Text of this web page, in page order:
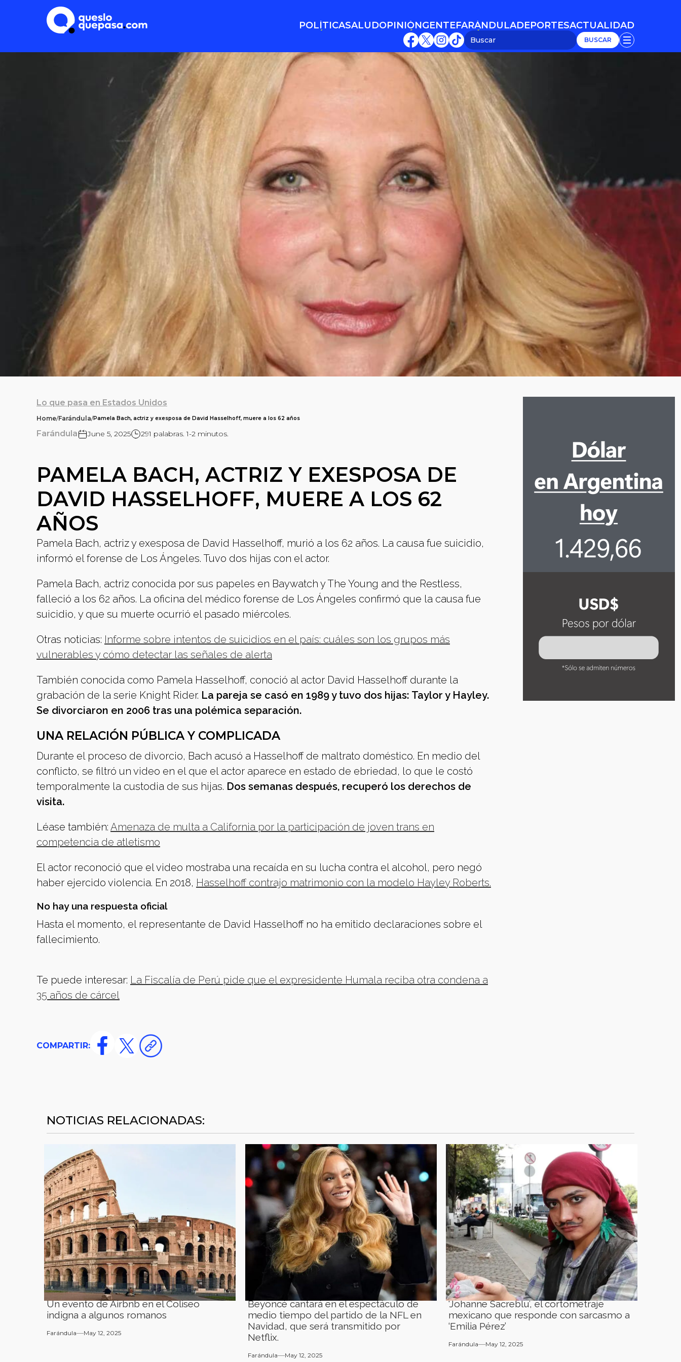
POLÍTICASALUDOPINIÓN
OPINIÓN
GENTE
GENTE
FARÁNDULA
FARÁNDULA
DEPORTESACTUALIDAD
ACTUALIDAD
Lo que pasa en Estados Unidos
Home/Farándula/Pamela Bach, actriz y exesposa de David Hasselhoff, muere a los 62 años
Farándula June 5, 2025 291 palabras. 1-2 minutos.
PAMELA BACH, ACTRIZ Y EXESPOSA DE
DAVID HASSELHOFF, MUERE A LOS 62
AÑOS
Pamela Bach, actriz y exesposa de David Hasselhoff, murió a los 62 años. La causa fue suicidio,
informó el forense de Los Ángeles. Tuvo dos hijas con el actor.
Pamela Bach, actriz conocida por sus papeles en Baywatch y The Young and the Restless,
falleció a los 62 años. La oficina del médico forense de Los Ángeles confirmó que la causa fue
suicidio, y que su muerte ocurrió el pasado miércoles.
Otras noticias: Informe sobre intentos de suicidios en el país: cuáles son los grupos más
vulnerables y cómo detectar las señales de alerta
También conocida como Pamela Hasselhoff, conoció al actor David Hasselhoff durante la
grabación de la serie Knight Rider. La pareja se casó en 1989 y tuvo dos hijas: Taylor y Hayley.
Se divorciaron en 2006 tras una polémica separación.
UNA RELACIÓN PÚBLICA Y COMPLICADA
Durante el proceso de divorcio, Bach acusó a Hasselhoff de maltrato doméstico. En medio del
conflicto, se filtró un video en el que el actor aparece en estado de ebriedad, lo que le costó
temporalmente la custodia de sus hijas. Dos semanas después, recuperó los derechos de
visita.
Léase también: Amenaza de multa a California por la participación de joven trans en
competencia de atletismo
El actor reconoció que el video mostraba una recaída en su lucha contra el alcohol, pero negó
haber ejercido violencia. En 2018, Hasselhoff contrajo matrimonio con la modelo Hayley Roberts.
No hay una respuesta oficial
Hasta el momento, el representante de David Hasselhoff no ha emitido declaraciones sobre el
fallecimiento.
Te puede interesar: La Fiscalía de Perú pide que el expresidente Humala reciba otra condena a
35 años de cárcel
COMPARTIR:
NOTICIAS RELACIONADAS:
Un evento de Airbnb en el Coliseo
indigna a algunos romanos
Farándula May 12, 2025
Beyoncé cantará en el espectáculo de
medio tiempo del partido de la NFL en
Navidad, que será transmitido por
Netflix.
Farándula May 12, 2025
‘Johanne Sacreblu’, el cortometraje
mexicano que responde con sarcasmo a
‘Emilia Pérez’
Farándula May 12, 2025